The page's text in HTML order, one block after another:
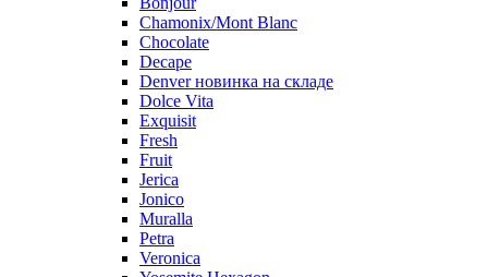
Chamonix/Mont Blanc
Chocolate
Decape
Denver новинка на складе
Dolce Vita
Exquisit
Fresh
Fruit
Jerica
Jonico
Muralla
Petra
Veroniсa